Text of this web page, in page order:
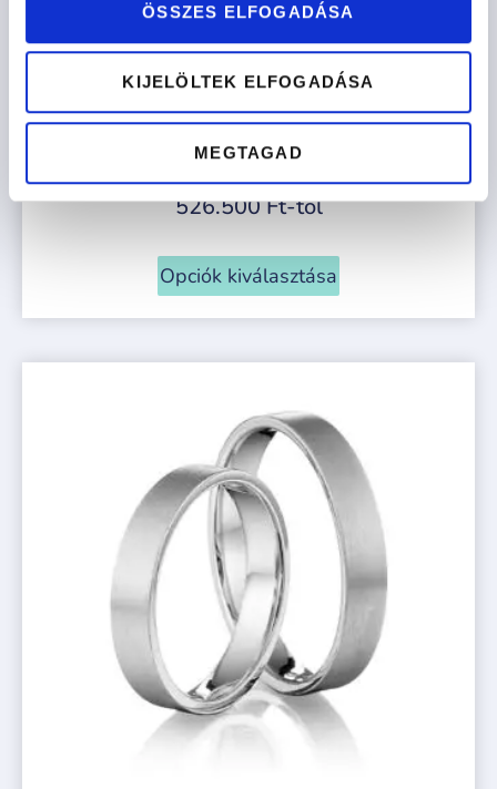
ÖSSZES ELFOGADÁSA
KIJELÖLTEK ELFOGADÁSA
MEGTAGAD
BARCELONA
526.500Ft-tól
Opciók kiválasztása